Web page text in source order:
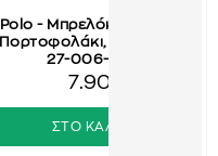
Polo - Μπρελόκ Clip & Zip,
Πορτοφολάκι, Formula 9-
27-006-8472
7.90€
ΣΤΟ ΚΑΛΑΘΙ